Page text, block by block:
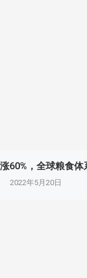
60%，全球粮食体
2022年5月20日